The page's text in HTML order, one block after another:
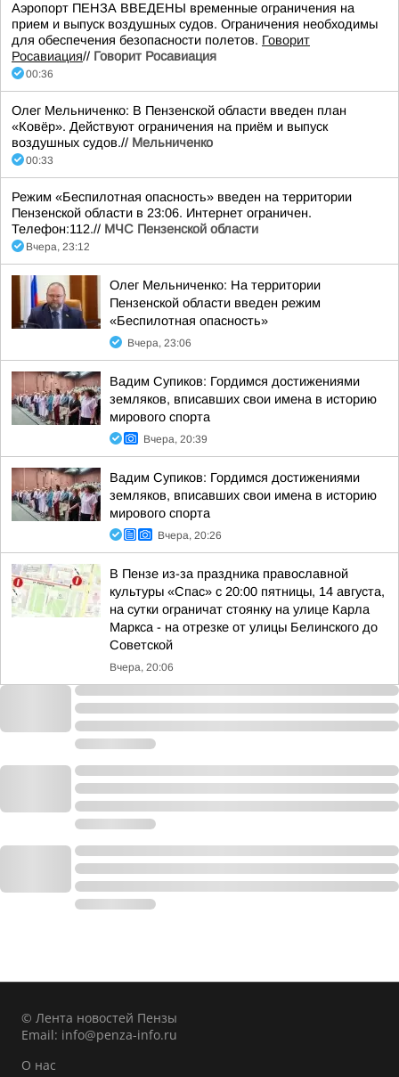
Аэропорт ПЕНЗА ВВЕДЕНЫ временные ограничения на
прием и выпуск воздушных судов. Ограничения необходимы
для обеспечения безопасности полетов. Говорит
Росавиация// Говорит Росавиация
00:36
Олег Мельниченко: В Пензенской области введен план
«Ковёр». Действуют ограничения на приём и выпуск
воздушных судов.// Мельниченко
00:33
Режим «Беспилотная опасность» введен на территории
Пензенской области в 23:06. Интернет ограничен.
Телефон:112.// МЧС Пензенской области
Вчера, 23:12
Олег Мельниченко: На территории
Пензенской области введен режим
«Беспилотная опасность»
Вчера, 23:06
Вадим Супиков: Гордимся достижениями
земляков, вписавших свои имена в историю
мирового спорта
Вчера, 20:39
Вадим Супиков: Гордимся достижениями
земляков, вписавших свои имена в историю
мирового спорта
Вчера, 20:26
В Пензе из-за праздника православной
культуры «Спас» с 20:00 пятницы, 14 августа,
на сутки ограничат стоянку на улице Карла
Маркса - на отрезке от улицы Белинского до
Советской
Вчера, 20:06
© Лента новостей Пензы
Email: info@penza-info.ru
О нас